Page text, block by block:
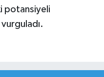
potansiyeli
vurguladı.